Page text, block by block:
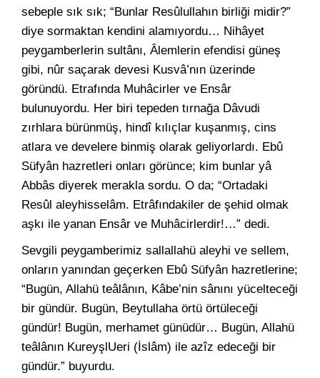
sebeple sık sık; “Bunlar Resûlullahın birliği midir?”
diye sormaktan kendini alamıyordu… Nihâyet
peygamberlerin sultânı, Âlemlerin efendisi güneş
gibi, nûr saçarak devesi Kusvâ’nın üzerinde
göründü. Etrafında Muhâcirler ve Ensâr
bulunuyordu. Her biri tepeden tırnağa Dâvudi
zırhlara bürünmüş, hindî kılıçlar kuşanmış, cins
atlara ve develere binmiş olarak geliyorlardı. Ebû
Süfyân hazretleri onları görünce; kim bunlar yâ
Abbâs diyerek merakla sordu. O da; “Ortadaki
Resûl aleyhisselâm. Etrâfındakiler de şehid olmak
aşkı ile yanan Ensâr ve Muhâcirlerdir!…” dedi.
Sevgili peygamberimiz sallallahü aleyhi ve sellem,
onların yanından geçerken Ebû Süfyân hazretlerine;
“Bugün, Allahü teâlânın, Kâbe’nin sânını yücelteceği
bir gündür. Bugün, Beytullaha örtü örtüleceği
gündür! Bugün, merhamet günüdür… Bugün, Allahü
teâlânın KureyşlUeri (İslâm) ile azîz edeceği bir
gündür.” buyurdu.